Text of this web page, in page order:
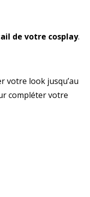
de votre cosplay.
votre look jusqu’au
compléter votre